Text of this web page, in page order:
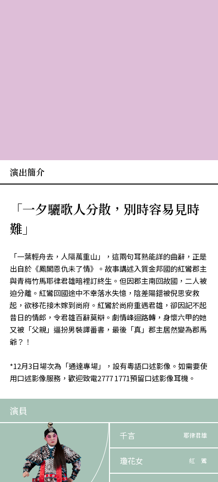
演出簡介
「一夕驪歌人分散，別時容易見時
難」
「一葉輕舟去，人隔萬重山」，這兩句耳熟能詳的曲辭，正是
出自於《鳳閣恩仇未了情》。故事講述入質金邦國的紅鸞郡主
與青梅竹馬耶律君雄暗裡訂終生。但因郡主南回故國，二人被
迫分離。紅鸞回國途中不幸落水失憶，陰差陽錯被倪思安救
起，欲移花接木嫁到尚府。紅鸞於尚府重遇君雄，卻因記不起
昔日的情郎，令君雄百辭莫辯。劇情峰迴路轉，身懷六甲的她
又被「父親」逼扮男裝譯番書，最後「真」郡主居然變為郡馬
爺？！
*12月3日場次為「通達專場」，設有粵語口述影像。如需要使
用口述影像服務，歡迎致電2777 1771預留口述影像耳機。
演員
千言 耶律君雄
瓊花女 紅 鸞